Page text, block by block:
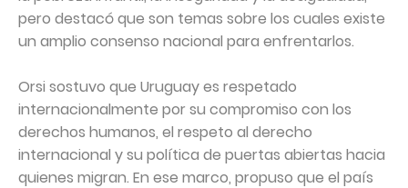
pero destacó que son temas sobre los cuales existe
un amplio consenso nacional para enfrentarlos.
Orsi sostuvo que Uruguay es respetado
internacionalmente por su compromiso con los
derechos humanos, el respeto al derecho
internacional y su política de puertas abiertas hacia
quienes migran. En ese marco, propuso que el país